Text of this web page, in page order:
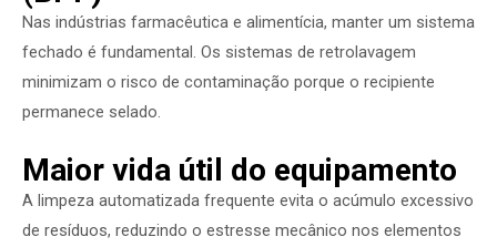
Nas indústrias farmacêutica e alimentícia, manter um sistema
fechado é fundamental. Os sistemas de retrolavagem
minimizam o risco de contaminação porque o recipiente
permanece selado.
Maior vida útil do equipamento
A limpeza automatizada frequente evita o acúmulo excessivo
de resíduos, reduzindo o estresse mecânico nos elementos